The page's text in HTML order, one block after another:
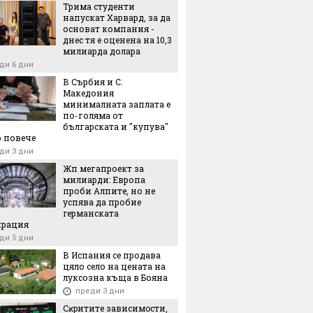
2-месечно наддаване: Една от най-
нискотарифни компании прие
за €6,6 милиарда
Трима студенти
напускат Харвард, за да
основат компания -
днес тя е оценена на 10,3
милиарда долара
6 дни
В Сърбия и С.
Македония
минималната заплата е
по-голяма от
българската и "купува"
повече
3 дни
Жп мегапроект за
милиарди: Европа
проби Алпите, но не
успява да пробие
германската
5 дни
В Испания се продава
цяло село на цената на
луксозна къща в Бояна
преди 3 дни
Cĸpититe зaвиcимocти,